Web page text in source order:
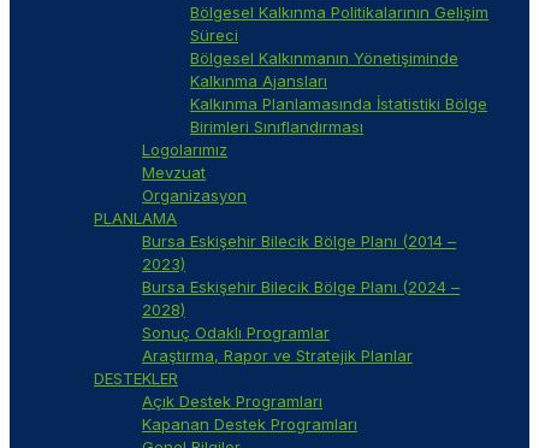
Bölgesel Kalkınma Politikalarının Gelişim
Süreci
Bölgesel Kalkınmanın Yönetişiminde
Kalkınma Ajansları
Kalkınma Planlamasında İstatistiki Bölge
Birimleri Sınıflandırması
Logolarımız
Mevzuat
Organizasyon
PLANLAMA
Bursa Eskişehir Bilecik Bölge Planı (2014 –
2023)
Bursa Eskişehir Bilecik Bölge Planı (2024 –
2028)
Sonuç Odaklı Programlar
Araştırma, Rapor ve Stratejik Planlar
DESTEKLER
Açık Destek Programları
Kapanan Destek Programları